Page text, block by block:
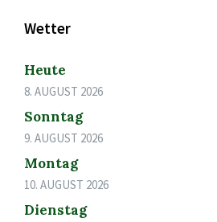
Wetter
Heute
8. AUGUST 2026
Sonntag
9. AUGUST 2026
Montag
10. AUGUST 2026
Dienstag